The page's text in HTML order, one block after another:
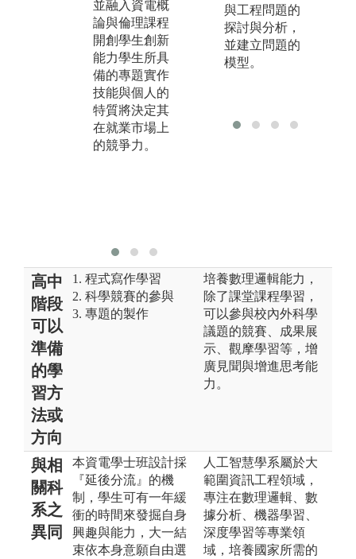
並融入資電概
論與倫理課程
開創學生創新
能力學生所具
備的專題實作
技能與個人的
特質將決定其
在就業市場上
的競爭力。
深入的專業領
域，也可以使
用所學習之實
驗技能，並加
3.透過學生與
與工程問題的
探討與分析，
並建立問題的
模型。
高中
階段
可以
準備
的學
習方
法或
方向
1. 程式寫作學習
2. 科學競賽的參與
3. 專題的製作
培養數理邏輯能力，
除了課堂課程學習，
可以參與校內外科學
議題的競賽、成果展
示、觀摩學習等，增
廣見聞與增進思考能
力。
與相
關科
系之
異同
本資電學士班設計採
『延後分流』的機
制，學生可有一年緩
衝的時間來發掘自身
興趣與能力，大一結
束依本身意願自由選
人工智慧學系屬於大
範圍資訊工程領域，
專注在數理邏輯、數
據分析、機器學習、
深度學習等專業領
域，培養國家所需的